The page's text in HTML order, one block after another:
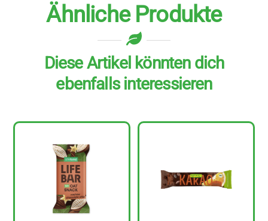
Ähnliche Produkte
Diese Artikel könnten dich
ebenfalls interessieren